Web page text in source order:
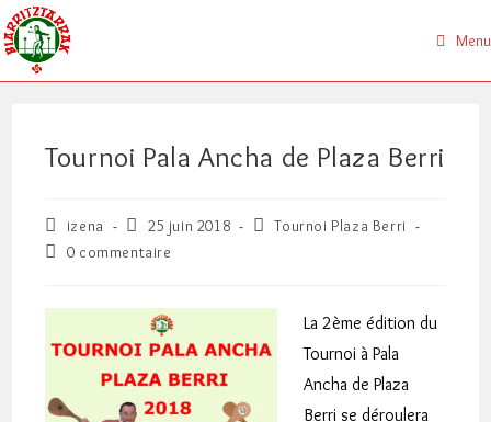
Skip
to
content
Menu
Tournoi Pala Ancha de Plaza Berri
Auteur/autrice
de
izena
Publication
publiée :
25 juin 2018
PostTournoi Plaza Berri
Commentaires
publication :
0 commentaire
La 2ème édition du
Tournoi à Pala
Ancha de Plaza
Berri se déroulera